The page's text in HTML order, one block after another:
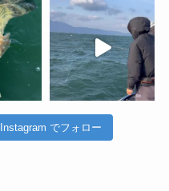
Instagram でフォロー